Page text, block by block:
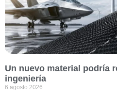
Un nuevo material podría
ingeniería
6 agosto 2026